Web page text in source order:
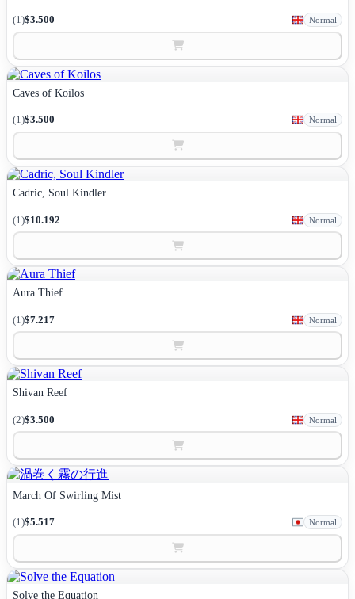
(1)$3.500 Normal
Caves of Koilos
(1)$3.500 Normal
Cadric, Soul Kindler
(1)$10.192 Normal
Aura Thief
(1)$7.217 Normal
Shivan Reef
(2)$3.500 Normal
March Of Swirling Mist
(1)$5.517 Normal
Solve the Equation